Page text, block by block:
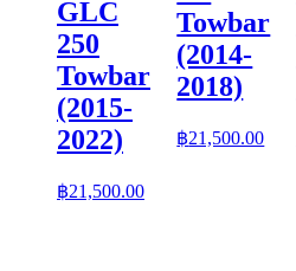
GLC
250
Towbar
(2015-
2022)
฿21,500.00
Towbar
(2014-
2018)
฿21,500.00